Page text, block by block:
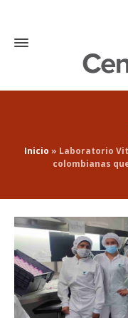
Inicio » Laboratorio
colombianas